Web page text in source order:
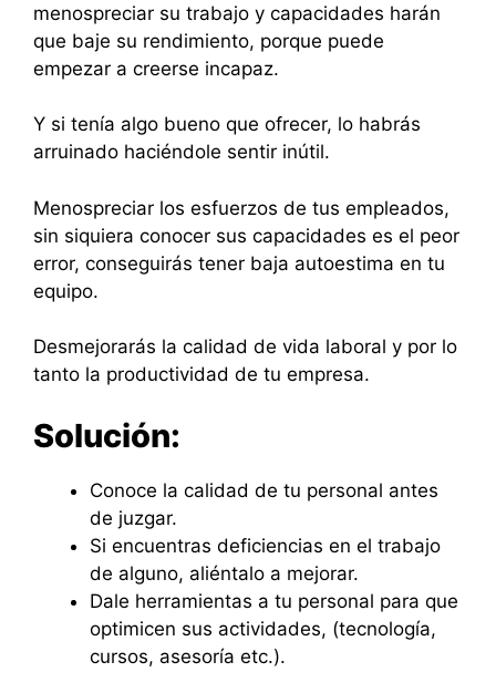
menospreciar su trabajo y capacidades harán
que baje su rendimiento, porque puede
empezar a creerse incapaz.
Y si tenía algo bueno que ofrecer, lo habrás
arruinado haciéndole sentir inútil.
Menospreciar los esfuerzos de tus empleados,
sin siquiera conocer sus capacidades es el peor
error, conseguirás tener baja autoestima en tu
equipo.
Desmejorarás la calidad de vida laboral y por lo
tanto la productividad de tu empresa.
Solución:
Conoce la calidad de tu personal antes
de juzgar.
Si encuentras deficiencias en el trabajo
de alguno, aliéntalo a mejorar.
Dale herramientas a tu personal para que
optimicen sus actividades, (tecnología,
cursos, asesoría etc.).